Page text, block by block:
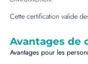
Cette certification valide
Avantages de
Avantages pour les